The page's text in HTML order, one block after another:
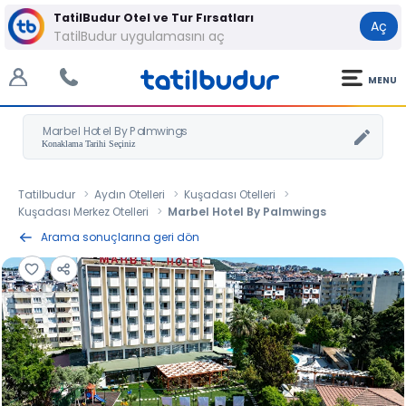
TatilBudur Otel ve Tur Fırsatları
TatilBudur uygulamasını aç
Aç
MENU
Marbel Hotel By Palmwings
Tatilbudur Aydın Otelleri
Kuşadası Otelleri
Kuşadası Merkez Otelleri
Marbel Hotel By Palmwings
Arama sonuçlarına geri dön